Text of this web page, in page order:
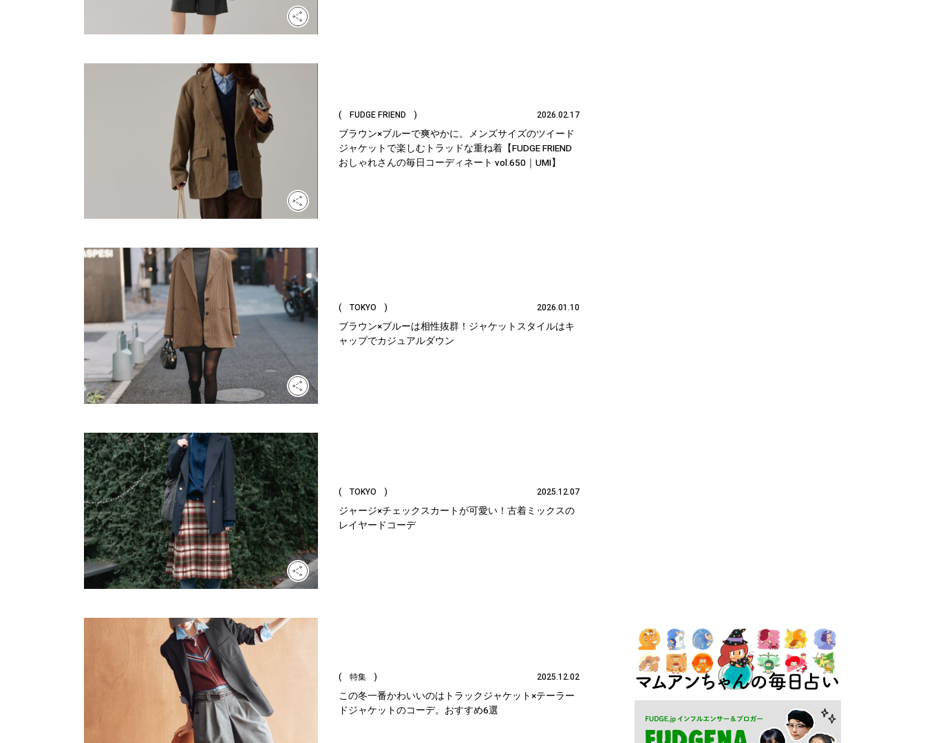
( FUDGE FRIEND ) 2026.02.17
ブラウン×ブルーで爽やかに。メンズサイズのツイード
ジャケットで楽しむトラッドな重ね着【FUDGE FRIEND
おしゃれさんの毎日コーディネート vol.650｜UMI】
( TOKYO ) 2026.01.10
ブラウン×ブルーは相性抜群！ジャケットスタイルはキ
ャップでカジュアルダウン
( TOKYO ) 2025.12.07
ジャージ×チェックスカートが可愛い！古着ミックスの
レイヤードコーデ
( 特集 ) 2025.12.02
この冬一番かわいいのはトラックジャケット×テーラー
ドジャケットのコーデ。おすすめ6選